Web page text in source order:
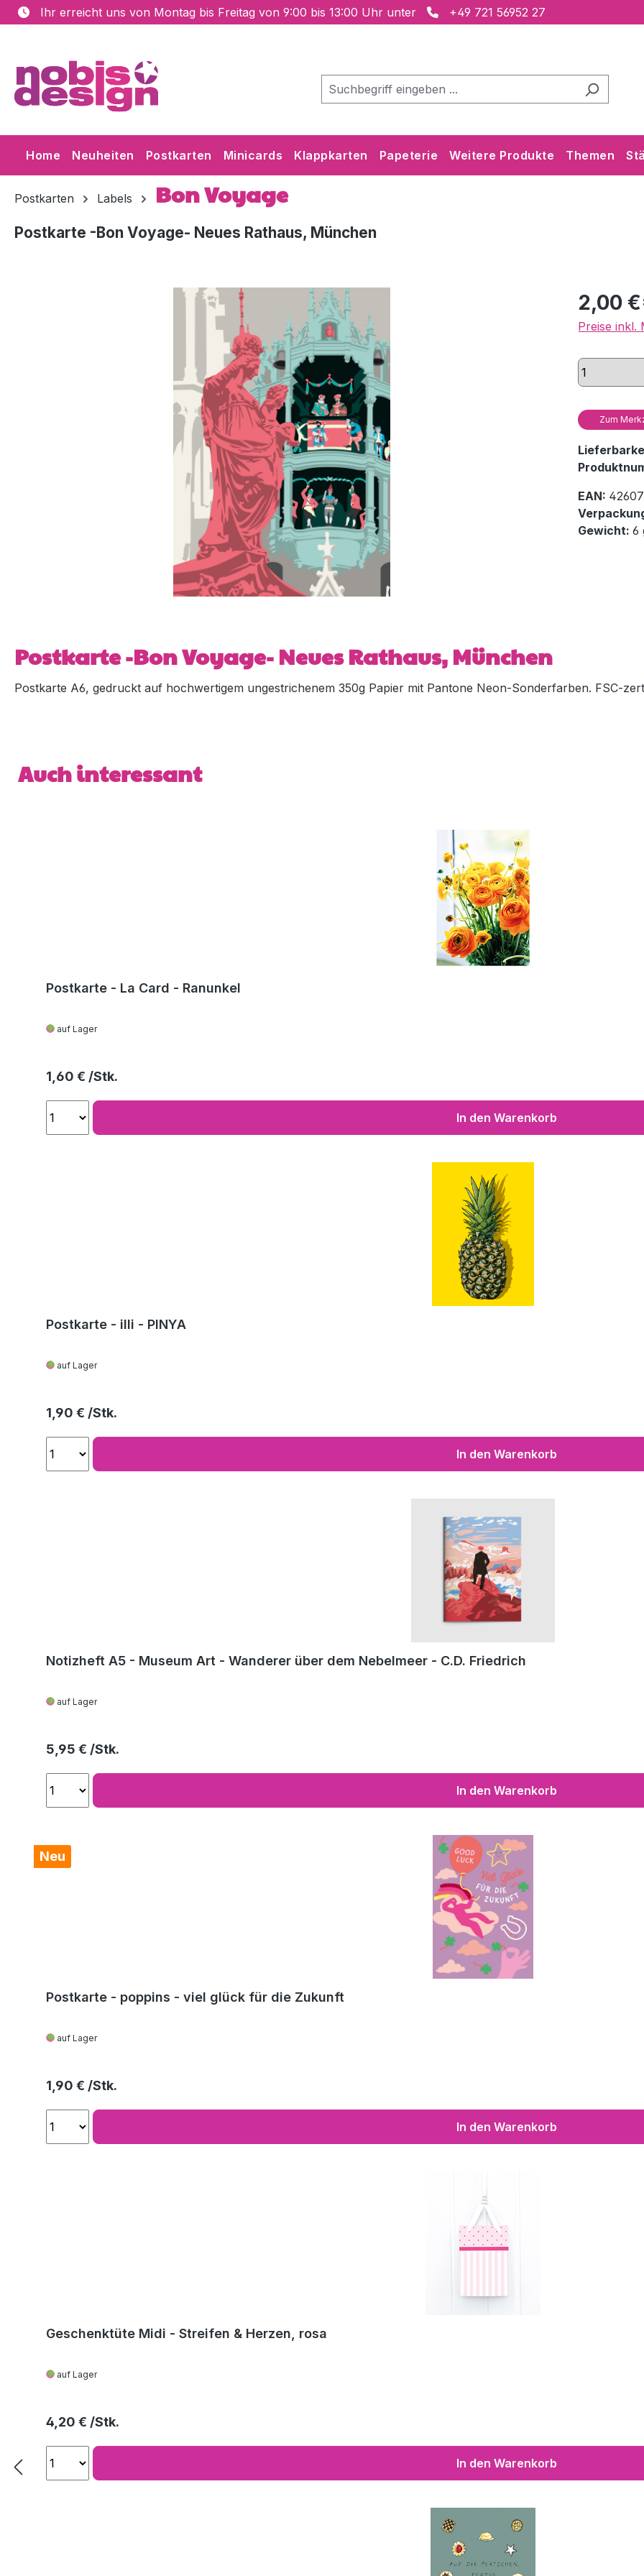
Hauptinhalt springen
Zur Suche springen
Zur Hauptnavigation springen
Ihr erreicht uns von Montag bis Freitag von 9:00 bis 13:00 Uhr unter +49 721 56952 27
Home Neuheiten Postkarten Minicards Klappkarten Papeterie Weitere Produkte Themen
Postkarten Labels Bon Voyage
Postkarte -Bon Voyage- Neues Rathaus, München
2,00
Preise inkl.
Zum
EAN:
Gewicht: 6
Postkarte -Bon Voyage- Neues Rathaus, München
Postkarte A6, gedruckt auf hochwertigem ungestrichenem 350g Papier mit Pantone Neon-Sonderfarben. FSC-
Produktgalerie überspringen
Auch interessant
Postkarte - La Card - Ranunkel
auf Lager
Regulärer Preis:
1,60 €
In den Warenkorb
Postkarte - illi - PINYA
auf Lager
Regulärer Preis:
1,90 €
In den Warenkorb
Notizheft A5 - Museum Art - Wanderer über dem Nebelmeer - C.D. Friedrich
auf Lager
Regulärer Preis:
5,95 €
In den Warenkorb
Neu
Postkarte - poppins - viel glück für die Zukunft
auf Lager
Regulärer Preis:
1,90 €
In den Warenkorb
Geschenktüte Midi - Streifen & Herzen, rosa
auf Lager
Regulärer Preis:
4,20 €
In den Warenkorb